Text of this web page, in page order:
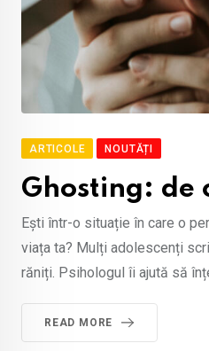
ARTICOLE NOUTĂȚI
Ghosting: de
Ești într-o situație în care o
viața ta? Mulți adolescenți
răniți. Psihologul îi ajută să
READ MORE